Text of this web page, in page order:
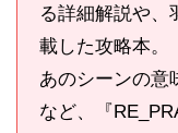
る詳細解説や、
載した攻略本。
あのシーンの意
など、『